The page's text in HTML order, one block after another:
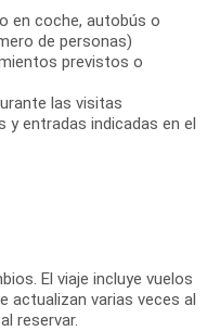
en coche, autobús o
de personas)
previstos o
las visitas
y entradas indicadas en el
El viaje incluye vuelos
actualizan varias veces al
reservar.